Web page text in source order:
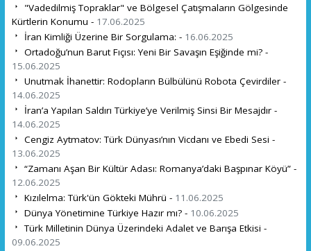
"Vadedilmiş Topraklar" ve Bölgesel Çatışmaların Gölgesinde
Kürtlerin Konumu - 17.06.2025
İran Kimliği Üzerine Bir Sorgulama: - 16.06.2025
Ortadoğu’nun Barut Fıçısı: Yeni Bir Savaşın Eşiğinde mi? -
15.06.2025
Unutmak İhanettir: Rodopların Bülbülünü Robota Çevirdiler -
14.06.2025
İran’a Yapılan Saldırı Türkiye’ye Verilmiş Sinsi Bir Mesajdır -
14.06.2025
Cengiz Aytmatov: Türk Dünyası’nın Vicdanı ve Ebedi Sesi -
13.06.2025
“Zamanı Aşan Bir Kültür Adası: Romanya’daki Başpınar Köyü” -
12.06.2025
Kızılelma: Türk'ün Gökteki Mührü - 11.06.2025
Dünya Yönetimine Türkiye Hazır mı? - 10.06.2025
Türk Milletinin Dünya Üzerindeki Adalet ve Barışa Etkisi -
09.06.2025